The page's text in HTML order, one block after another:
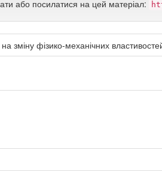
або посилатися на цей матеріал:
фізико-механічних